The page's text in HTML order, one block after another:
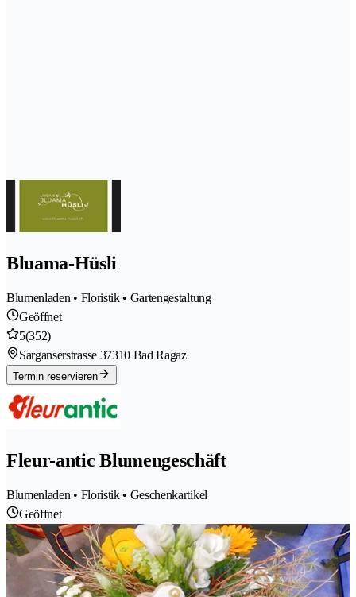
Bluama-Hüsli
Blumenladen • Floristik • Gartengestaltung
Geöffnet
5(352)
Sarganserstrasse 37310 Bad Ragaz
Termin reservieren
Fleur-antic Blumengeschäft
Blumenladen • Floristik • Geschenkartikel
Geöffnet